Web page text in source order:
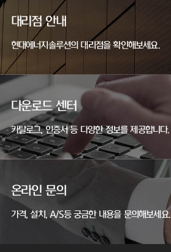
대리점 안내
현대에너지솔루션의 대리점을 확인해보세요.
다운로드 센터
카탈로그, 인증서 등 다양한 정보를 제공합니다.
온라인 문의
가격, 설치, A/S등 궁금한 내용을 문의해보세요.